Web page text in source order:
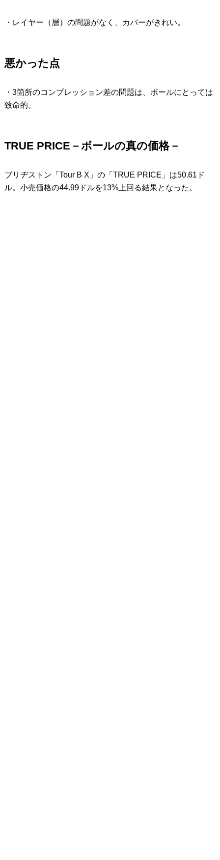
・レイヤー（層）の問題がなく、カバーがきれい。
悪かった点
・3箇所のコンプレッション差の問題は、ボールにとっては
致命的。
TRUE PRICE－ボールの真の価格－
ブリヂストン「Tour B X」の「TRUE PRICE」は50.61ド
ル。小売価格の44.99ドルを13%上回る結果となった。